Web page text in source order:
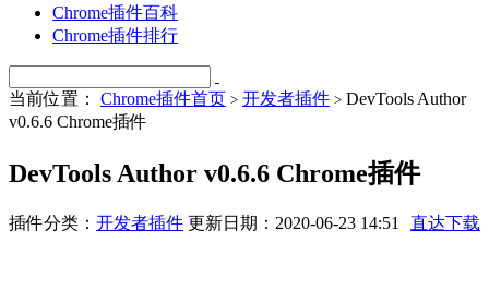
Chrome插件百科
Chrome插件排行
当前位置： Chrome插件首页 > 开发者插件 > DevTools Author
v0.6.6 Chrome插件
DevTools Author v0.6.6 Chrome插件
插件分类： 开发者插件 更新日期：2020-06-23 14:51 直达下载